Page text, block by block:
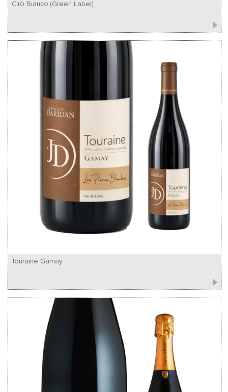
Cirò Bianco (Green Label)
Touraine Gamay